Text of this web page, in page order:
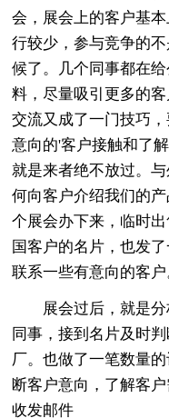
会，展会上的客户基
行较少，参与竞争的
候了。几个同事都在
料，尽量吸引更多的
交流又成了一门技巧
意向的'客户接触和了
就是来者绝不放过。
何向客户介绍我们的
个展会办下来，临时
国客户的名片，也发
联系一些有意向的客户
展会过后，就是分
同事，接到名片及时
厂。也做了一笔数量
断客户意向，了解客
收发邮件